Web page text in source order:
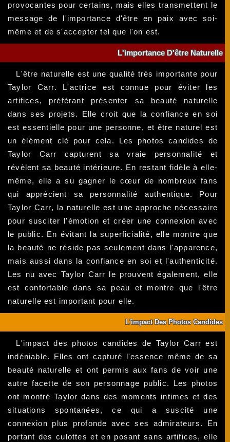
provocantes pour certains, mais elles transmettent le
message de l'importance d'être en paix avec soi-
même et de s'accepter tel que l'on est.
L'importance D'être Naturelle
L'être naturelle est une qualité très importante pour
Taylor Carr. L'actrice est connue pour éviter les
artifices, préférant présenter sa beauté naturelle
dans ses projets. Elle croit que la confiance en soi
est essentielle pour une personne, et être naturel est
un élément clé pour cela. Les photos candides de
Taylor Carr capturent sa vraie personnalité et
révèlent sa beauté intérieure. En restant fidèle à elle-
même, elle a su gagner le cœur de nombreux fans
qui apprécient sa personnalité authentique. Pour
Taylor Carr, la naturelle est une approche nécessaire
pour susciter l'émotion et créer une connexion avec
le public. En évitant la superficialité, elle montre que
la beauté ne réside pas seulement dans l'apparence,
mais aussi dans la confiance en soi et l'authenticité.
Les nu avec Taylor Carr le prouvent également, elle
est confortable dans sa peau et montre que l'être
naturelle est important pour elle.
L'impact Des Photos Candides
L'impact des photos candides de Taylor Carr est
indéniable. Elles ont capturé l'essence même de sa
beauté naturelle et ont permis aux fans de voir une
autre facette de son personnage public. Les photos
ont montré Taylor dans des moments intimes et des
situations spontanées, ce qui a suscité une
connexion plus profonde avec ses admirateurs. En
portant des culottes et en posant sans artifices, elle